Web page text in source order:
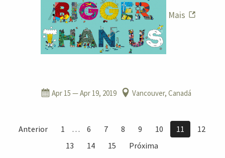
Mais
Apr 15 — Apr 19, 2019 Vancouver, Canadá
Anterior 1 … 6 7 8 9 10 11
12
13
14 15 Próxima